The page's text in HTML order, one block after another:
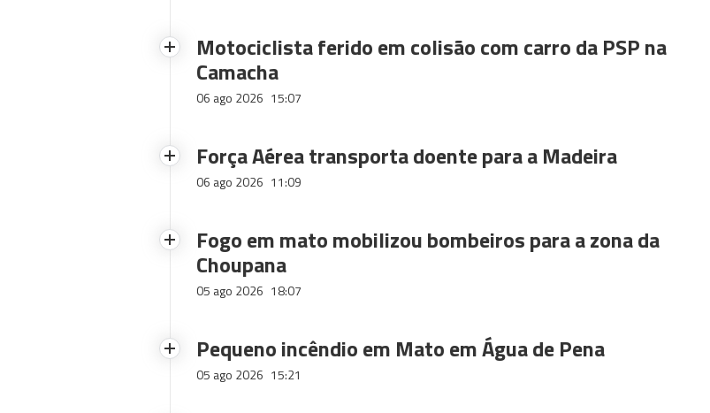
Motociclista ferido em colisão com carro da PSP na
Camacha
06 ago 2026 15:07
Força Aérea transporta doente para a Madeira
06 ago 2026 11:09
Fogo em mato mobilizou bombeiros para a zona da
Choupana
05 ago 2026 18:07
Pequeno incêndio em Mato em Água de Pena
05 ago 2026 15:21